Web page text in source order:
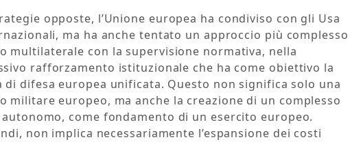
opposte, l’Unione europea ha condiviso con gli Usa
ma ha anche tentato un approccio più complesso
multilaterale con la supervisione normativa, nella
rafforzamento istituzionale che ha come obiettivo la
di difesa europea unificata. Questo non significa solo una
militare europeo, ma anche la creazione di un complesso
come fondamento di un esercito europeo.
non implica necessariamente l’espansione dei costi